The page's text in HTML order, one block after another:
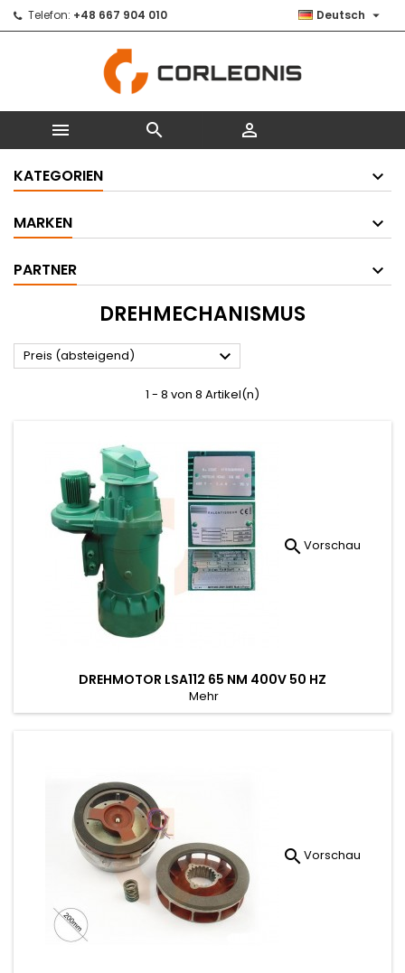
Telefon: +48 667 904 010 Deutsch 
  
KATEGORIEN
MARKEN
PARTNER
DREHMECHANISMUS
Preis (absteigend) 
1 - 8 von 8 Artikel(n)
 Vorschau
DREHMOTOR LSA112 65 NM 400V 50 HZ
Mehr
 Vorschau